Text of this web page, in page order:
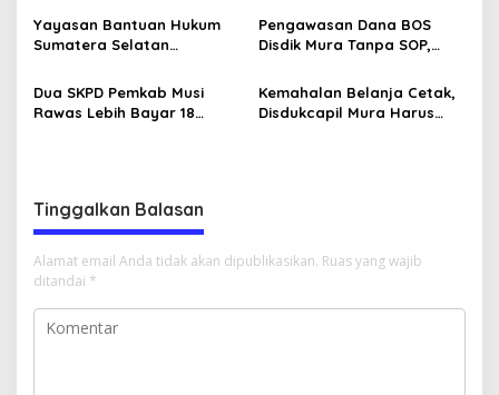
Wujudkan Asta Cita
Penegakan Hukum
Yayasan Bantuan Hukum
Sumatera Selatan
Siap Dibentuk, Ketuanya
Bahet Edi Kuswoyo
Pengawasan Dana BOS
Disdik Mura Tanpa SOP,
Hingga Rp8,2 Miliar
Dua SKPD Pemkab Musi
Rawas Lebih Bayar 18
Kemahalan Belanja Cetak,
Disdukcapil Mura Harus
Tinggalkan Balasan
Alamat email Anda tidak akan dipublikasikan. Ruas yang wajib
ditandai *